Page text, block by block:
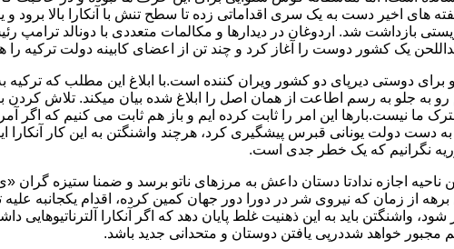
های اخیر دست به یک سری اقداماتی زده تا سطح تنش با آنکارا بالا برود
بازداشت شد. اردوغان در دیدارها و مکالمات متعددی با دونالد ترامپ
یک کشور دوست را آغاز کرد و چند تن از اعضای کابینه دولت ترکیه را
دوستی دیرپای دو کشور ویران کننده است.با ابلاغ این مطلب که ترکیه به
به جلو به رسم اطاعت از همان اصل را ابلاغ شده بیان میکند. تلاش
دست دولت یونانی قبرس پیشگیری کرد، هرچند واشنگتن به این کار آنکارا
نگرانیم که یک خطر جدی است.
ناحیه اجازه ندادتا دستان داعش به مرزهای ناتو برسد و ضمنا ستیزه
از زمان که نیروی شر در دورا دور جهان کمین کرده، اقدام یکجانبه
واشنگتن باید به این ذهنیت غلط پایان دهد که اگر آنکارا آلترناتیوهایی
مجبور خواهد شددرپی یافتن دوستان و متحدانی جدید باشد.